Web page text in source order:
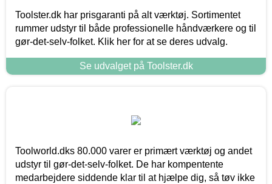
Toolster.dk har prisgaranti på alt værktøj. Sortimentet
rummer udstyr til både professionelle håndværkere og til
gør-det-selv-folket. Klik her for at se deres udvalg.
Se udvalget på Toolster.dk
Toolworld.dks 80.000 varer er primært værktøj og andet
udstyr til gør-det-selv-folket. De har kompentente
medarbejdere siddende klar til at hjælpe dig, så tøv ikke